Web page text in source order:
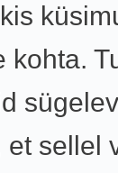
kohta.
et sellel